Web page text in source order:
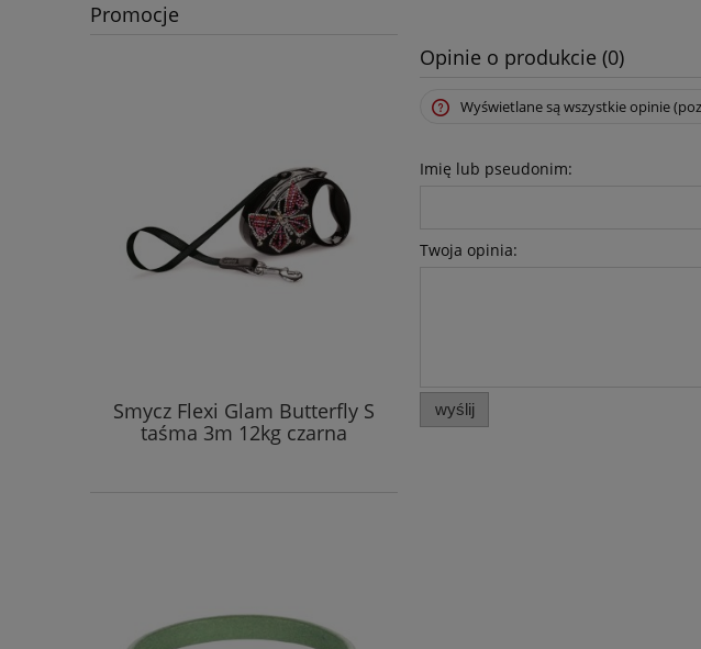
Promocje
Smycz Flexi Glam Butterfly S
taśma 3m 12kg czarna
Opinie o produkcie (0)
Wyświetlane są wszystkie opinie
Imię lub pseudonim:
Twoja opinia:
wyślij